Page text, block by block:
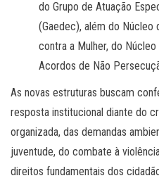
do Grupo de Atuação
(Gaedec), além do Núcleo
contra a Mulher, do
Acordos de Não
As novas estruturas buscam
resposta institucional diante do
organizada, das demandas
juventude, do combate à
direitos fundamentais dos